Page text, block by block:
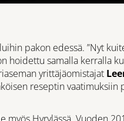
pakon edessä. ”Nyt
hoidettu samalla kerralla
yrittäjäomistajat
reseptin vaatimuksiin